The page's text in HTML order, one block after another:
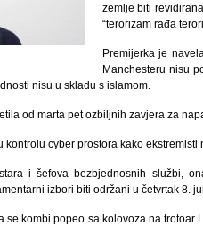
zemlje biti
“terorizam rađa
Premijerka je
Manchesteru nisu
nisu u skladu s islamom.
od marta pet ozbiljnih zavjera za
cyber prostora kako ekstremisti
i šefova bezbjednosnih službi,
izbori biti održani u četvrtak 8.
se kombi popeo sa kolovoza na trotoar